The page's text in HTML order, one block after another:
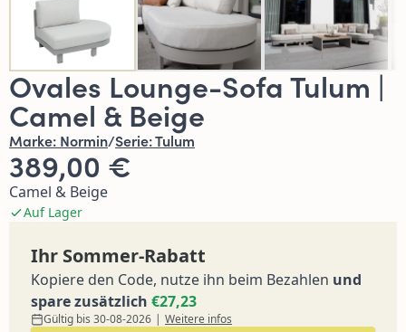
Ovales Lounge-Sofa Tulum |
Camel & Beige
Marke: Normin/Serie:Tulum
389,00 €
Camel & Beige
Auf Lager
Ihr Sommer-Rabatt
Kopiere den Code, nutze ihn beim Bezahlen und
spare zusätzlich €27,23
Gültig bis 30-08-2026 | Weitere infos